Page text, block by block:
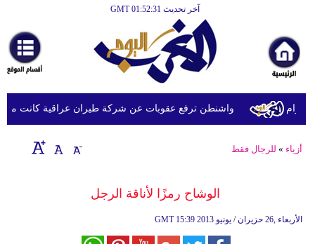
آخر تحديث GMT 01:52:31
أخبارعاجلة
رياضة
ثقافة
إقتصاد
واشنطن ترفع عقوبات عن شركة طيران عراقية كانت مدرجة
أزياء » للرجال فقط
الوشاح رمزًا لأناقة الرجل
GMT 15:39 2013 الأربعاء ,26 حزيران / يونيو